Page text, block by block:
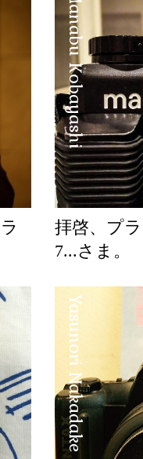
Manabu Kobayashi
拝啓、プ
7...さま。
Yasunori Nakadake